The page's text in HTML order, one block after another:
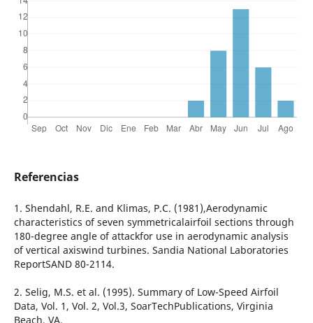
Referencias
1. Shendahl, R.E. and Klimas, P.C. (1981),Aerodynamic
characteristics of seven symmetricalairfoil sections through
180-degree angle of attackfor use in aerodynamic analysis
of vertical axiswind turbines. Sandia National Laboratories
ReportSAND 80-2114.
2. Selig, M.S. et al. (1995). Summary of Low-Speed Airfoil
Data, Vol. 1, Vol. 2, Vol.3, SoarTechPublications, Virginia
Beach, VA.